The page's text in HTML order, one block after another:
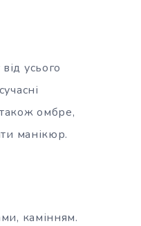
усього
також омбре,
манікюр.
камінням.